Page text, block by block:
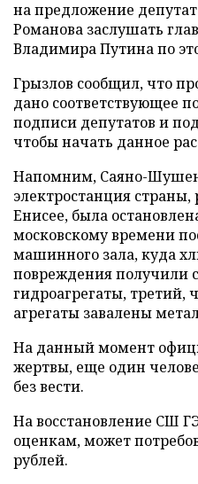
на предложение
Романова заслушать
Владимира Путина по
Грызлов сообщил, что
дано соответствующее
подписи депутатов и
чтобы начать данное
Напомним, Саяно-
электростанция
Енисее, была
московскому времени
машинного зала, куда
повреждения получили
гидроагрегаты, третий,
агрегаты завалены
На данный момент
жертвы, еще один
без вести.
На восстановление СШ
оценкам, может
рублей.